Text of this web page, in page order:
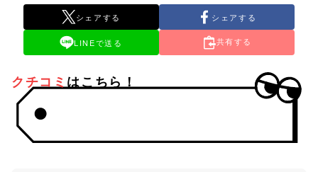
シェアする シェアする
LINEで送る 共有する
クチコミ はこちら！